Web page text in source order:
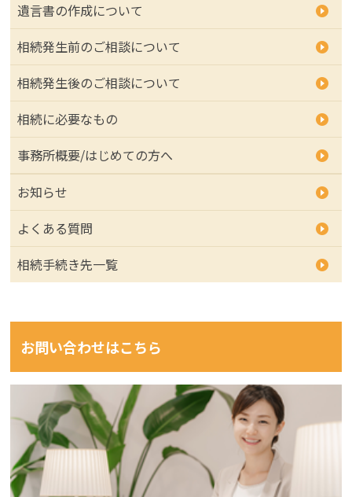
遺言書の作成について
相続発生前のご相談について
相続発生後のご相談について
相続に必要なもの
事務所概要/はじめての方へ
お知らせ
よくある質問
相続手続き先一覧
お問い合わせはこちら